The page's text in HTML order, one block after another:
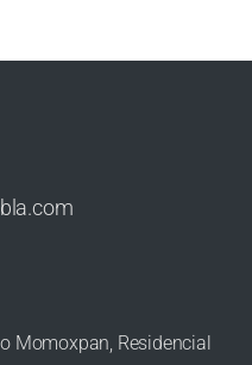
Momoxpan, Residencial